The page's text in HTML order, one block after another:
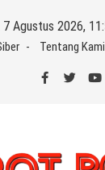
Agustus 2026,
Tentang Kami